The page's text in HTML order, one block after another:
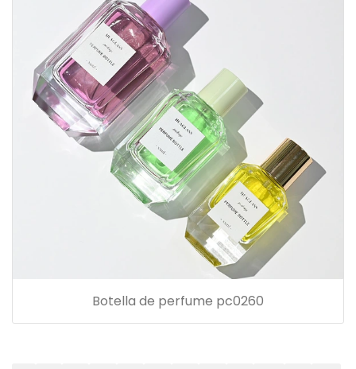
Botella de perfume pc0260